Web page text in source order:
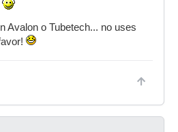
Avalon o Tubetech... no uses